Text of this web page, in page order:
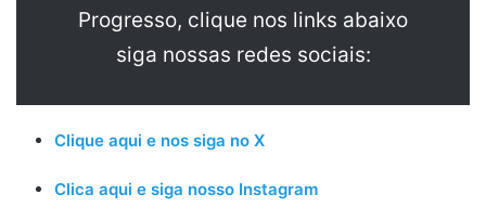
Progresso, clique nos links abaixo
siga nossas redes sociais:
Clique aqui e nos siga no X
Clica aqui e siga nosso Instagram